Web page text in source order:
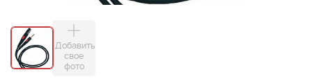
Добавить
свое
фото